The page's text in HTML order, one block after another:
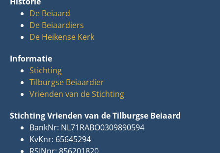
De Beiaard
De Beiaardiers
De Heikense Kerk
Informatie
Stichting
Tilburgse Beiaardier
Vrienden van de Stichting
Stichting Vrienden van de Tilburgse Beiaard
BankNr: NL71RABO0309890594
KvKnr: 65645294